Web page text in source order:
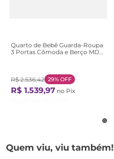
Quarto de Bebê Guarda-Roupa
3 Portas Cômoda e Berço MDF
Brilho/Amêndoa
R$ 2.536,42 29% OFF
R$ 1.539,97 no Pix
Quem viu, viu também!